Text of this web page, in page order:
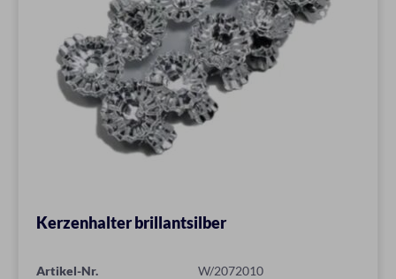
Kerzenhalter brillantsilber
Artikel-Nr.
W/2072010